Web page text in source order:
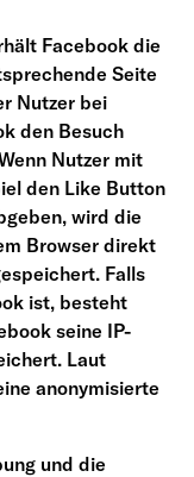
Facebook die
Seite
Nutzer bei
den Besuch
Nutzer mit
den Like Button
wird die
Browser direkt
Falls
ist, besteht
seine IP-
Laut
anonymisierte
und die